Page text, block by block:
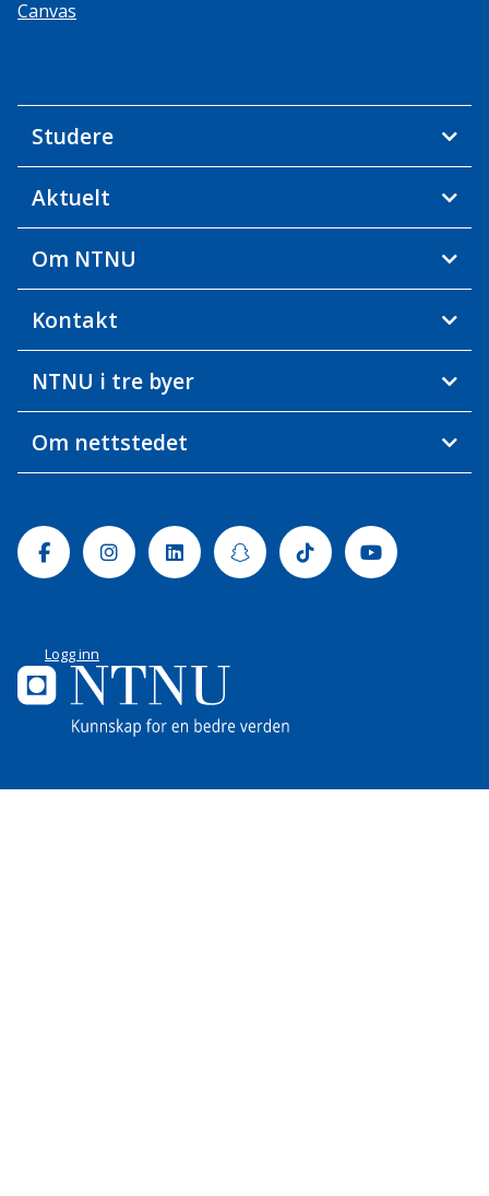
Canvas
Studere
Aktuelt
Om NTNU
Kontakt
NTNU i tre byer
Om nettstedet
FacebookInstagramLinkedinSnapchatTiktok Youtube
Logg inn